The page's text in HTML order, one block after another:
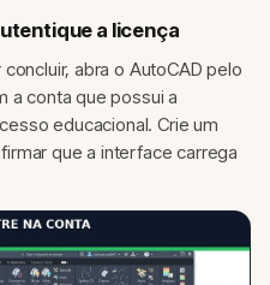
a licença
abra o AutoCAD pelo
a conta que possui a
educacional. Crie um
que a interface carrega